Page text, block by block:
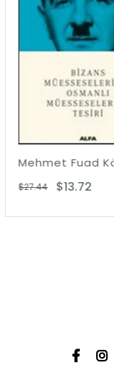
$13.72
$27.44